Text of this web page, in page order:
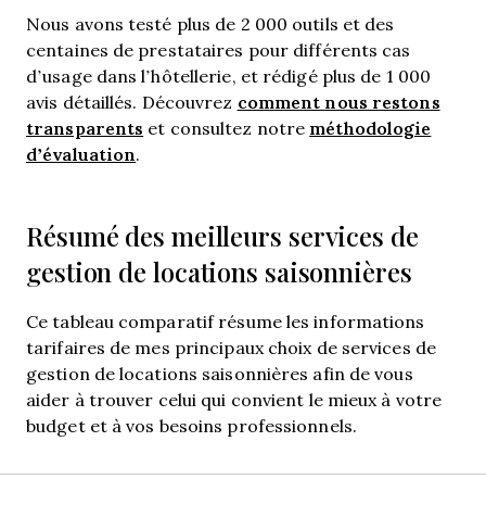
Nous avons testé plus de 2 000 outils et des
centaines de prestataires pour différents cas
d’usage dans l’hôtellerie, et rédigé plus de 1 000
avis détaillés. Découvrez comment nous restons
transparents et consultez notre méthodologie
d’évaluation.
Résumé des meilleurs services de
gestion de locations saisonnières
Ce tableau comparatif résume les informations
tarifaires de mes principaux choix de services de
gestion de locations saisonnières afin de vous
aider à trouver celui qui convient le mieux à votre
budget et à vos besoins professionnels.